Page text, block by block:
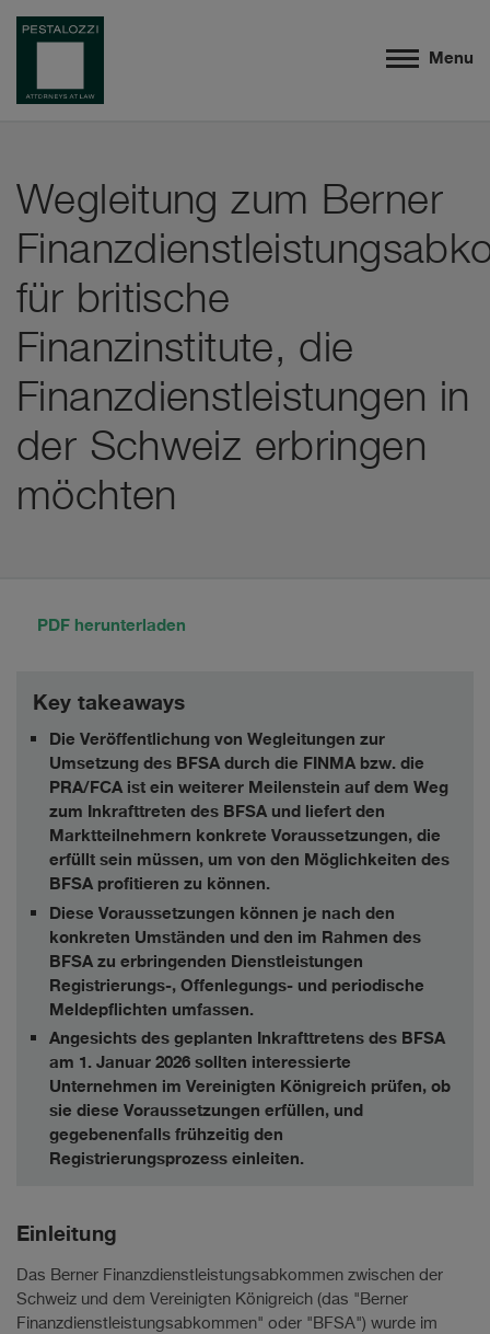
Menu
Wegleitung zum Berner
für britische
Finanzinstitute, die
Finanzdienstleistungen in
der Schweiz erbringen
möchten
PDF herunterladen
Key takeaways
Die Veröffentlichung von Wegleitungen zur
Umsetzung des BFSA durch die FINMA bzw. die
PRA/FCA ist ein weiterer Meilenstein auf dem Weg
zum Inkrafttreten des BFSA und liefert den
Marktteilnehmern konkrete Voraussetzungen, die
erfüllt sein müssen, um von den Möglichkeiten des
BFSA profitieren zu können.
Diese Voraussetzungen können je nach den
konkreten Umständen und den im Rahmen des
BFSA zu erbringenden Dienstleistungen
Registrierungs-, Offenlegungs- und periodische
Meldepflichten umfassen.
Angesichts des geplanten Inkrafttretens des BFSA
am 1. Januar 2026 sollten interessierte
Unternehmen im Vereinigten Königreich prüfen, ob
sie diese Voraussetzungen erfüllen, und
gegebenenfalls frühzeitig den
Registrierungsprozess einleiten.
Einleitung
Das Berner Finanzdienstleistungsabkommen zwischen der
Schweiz und dem Vereinigten Königreich (das "Berner
Finanzdienstleistungsabkommen" oder "BFSA") wurde im